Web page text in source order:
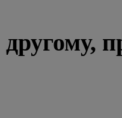
другому,